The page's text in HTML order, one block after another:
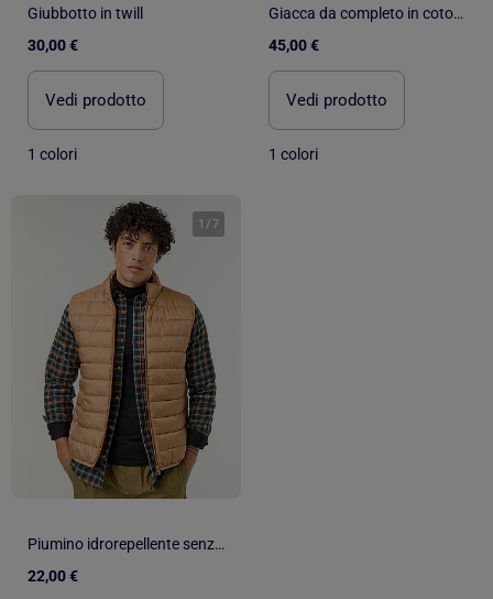
Giubbotto in twill
30,00 €
Vedi prodotto
1 colori
Giacca da completo in cotone e lino
45,00 €
Vedi prodotto
1 colori
1 / 7
Piumino idrorepellente senza maniche
22,00 €